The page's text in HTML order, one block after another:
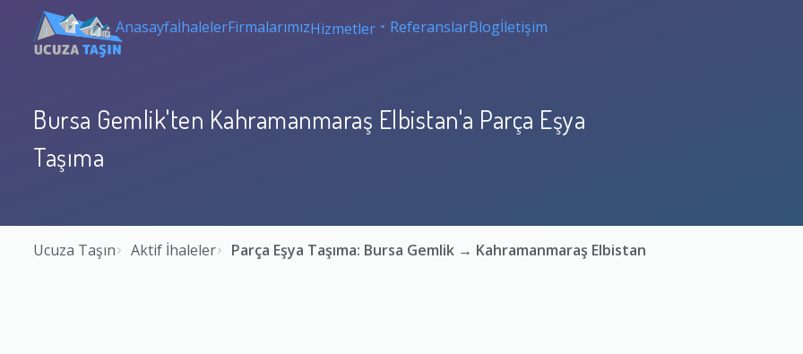
AnasayfaİhalelerFirmalarımızHizmetler ReferanslarBlogİletişim
Bursa Gemlik'ten Kahramanmaraş Elbistan'a Parça Eşya
Taşıma
Ucuza Taşın Aktif İhaleler Parça Eşya Taşıma: Bursa Gemlik → Kahramanmaraş Elbistan